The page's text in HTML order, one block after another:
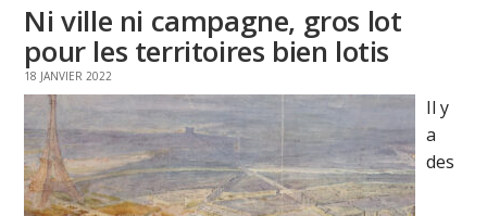
Ni ville ni campagne, gros lot
pour les territoires bien lotis
18 JANVIER 2022
Il y
a
des